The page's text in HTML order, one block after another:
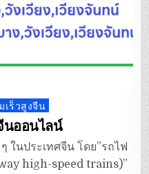
เร็วสูงจีน
นออนไลน์
ในประเทศจีน โดย”รถไฟ
high-speed trains)”